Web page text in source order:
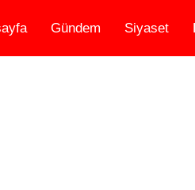
Gündem Siyaset